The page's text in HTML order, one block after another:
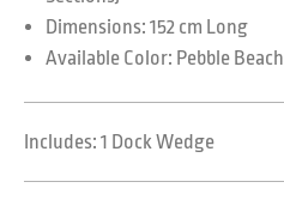
Dimensions: 152 cm Long
Available Color: Pebble Beach
Includes: 1 Dock Wedge